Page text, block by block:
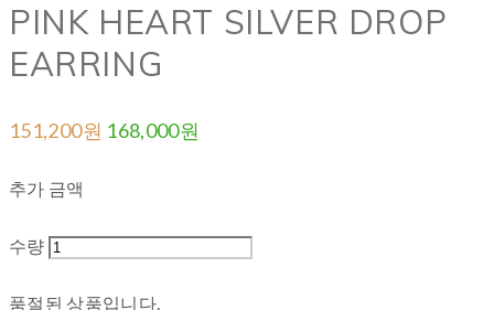
PINK HEART SILVER DROP
EARRING
151,200원 168,000원
추가 금액
수량
품절된 상품입니다.